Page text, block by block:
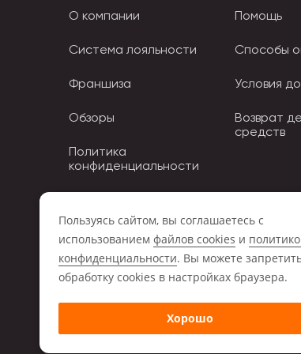
При высоких температурах игрушка
О компании
Система лояльности
Франшиза
Обзоры
Политика
конфиденциальности
Помощь
Способы
Условия
Возврат
средств
Обращаем ваше внимание на то, что данный
положениями Статьи 437 (2) Гражданского
Пользуясь сайтом, вы соглашаетесь с
использованием файлов cookies и
конфиденциальности. Вы можете
обработку сookies в настройках браузера.
Хорошо